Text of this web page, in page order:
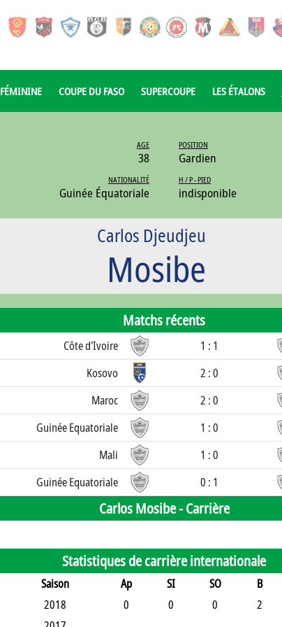
FÉMININE COUPE DU FASO SUPERCOUPE LES ÉTALONS
AGE
38
NATIONALITÉ
Guinée Équatoriale
POSITION
Gardien
H / P - PIED
indisponible
Carlos Djeudjeu
Mosibe
Matchs récents
Côte d'Ivoire 1 : 1
Kosovo 2 : 0
Maroc 2 : 0
Guinée Equatoriale 1 : 0
Mali 1 : 0
Guinée Equatoriale 0 : 1
Carlos Mosibe -Carrière
Statistiques de carrière internationale
Saison Ap SI SO B
2018 0 0 0 2